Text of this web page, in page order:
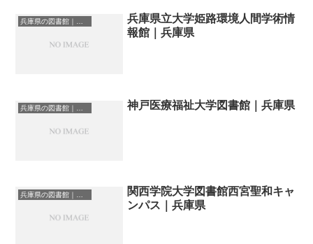
兵庫県の図書館｜勉強できる場所
兵庫県立大学姫路環境人間学術情
報館｜兵庫県
神戸医療福祉大学図書館｜兵庫県
関西学院大学図書館西宮聖和キャ
ンパス｜兵庫県